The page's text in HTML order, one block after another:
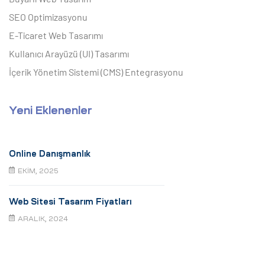
SEO Optimizasyonu
E-Ticaret Web Tasarımı
Kullanıcı Arayüzü (UI) Tasarımı
İçerik Yönetim Sistemi (CMS) Entegrasyonu
Yeni Eklenenler
Online Danışmanlık
EKIM, 2025
Web Sitesi Tasarım Fiyatları
ARALIK, 2024